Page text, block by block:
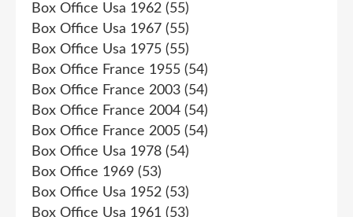
Box Office Usa 1962 (55)
Box Office Usa 1967 (55)
Box Office Usa 1975 (55)
Box Office France 1955 (54)
Box Office France 2003 (54)
Box Office France 2004 (54)
Box Office France 2005 (54)
Box Office Usa 1978 (54)
Box Office 1969 (53)
Box Office Usa 1952 (53)
Box Office Usa 1961 (53)